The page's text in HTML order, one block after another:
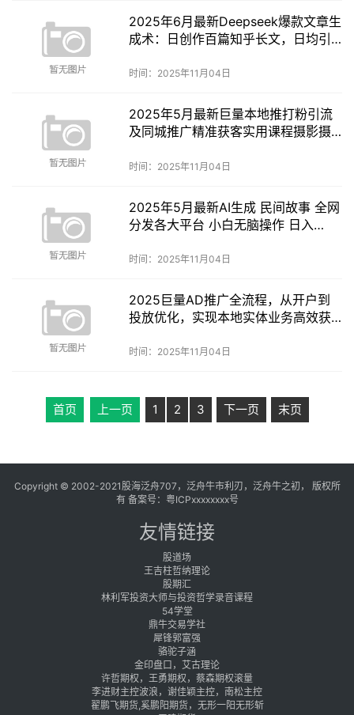
2025年6月最新Deepseek爆款文章生
成术：日创作百篇知乎长文，日均引
时间：2025年11月04日
2025年5月最新巨量本地推打粉引流
及同城推广精准获客实用课程摄影摄
时间：2025年11月04日
2025年5月最新AI生成 民间故事 全网
分发各大平台 小白无脑操作 日入
时间：2025年11月04日
2025巨量AD推广全流程，从开户到
投放优化，实现本地实体业务高效获
时间：2025年11月04日
首页 上一页 1 2 3 下一页 末页
Copyright © 2002-2021股海泛舟707，泛舟牛市利刃，泛舟牛之初， 版权所
有 备案号： 粤ICPxxxxxxxx号
友情链接
股道场
王吉柱哲纳理论
股期汇
林利军投资大师与投资哲学录音课程
54学堂
鼎牛交易学社
犀锋郭富强
骆驼子涵
金印盘口，艾古理论
许哲期权，王勇期权，蔡森期权滚量
李进财主控波浪，谢佳颖主控，南松主控
翟鹏飞期货,奚鹏阳期货，无形一阳无形斩